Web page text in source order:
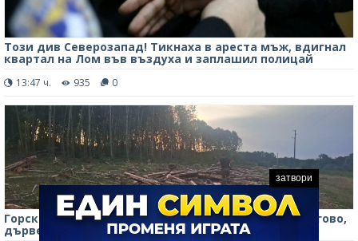
Този див Северозапад! Тикнаха в ареста мъж, вдигнал
квартал на Лом във въздуха и заплашил полицай
13:47 ч. 935 0
Горски служители установиха незаконна сеч в Брегово,
дървесината е задържана /снимки/
затвори